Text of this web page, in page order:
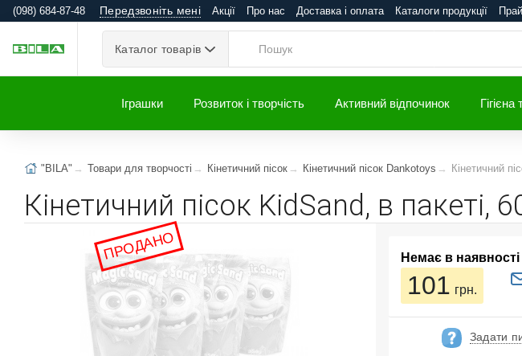
(098) 684-87-48 Передзвоніть мені Акції Про нас Доставка і оплата Каталоги продукції
Каталог товарів
Іграшки Розвиток і творчість Активний відпочинок
"BILA" Товари для творчості Кінетичний пісок Кінетичний пісок Dankotoys Кінетичний
Кінетичний пісок KidSand, в пакеті,
ПРОДАНО Немає в наявності
101 грн.
Задати